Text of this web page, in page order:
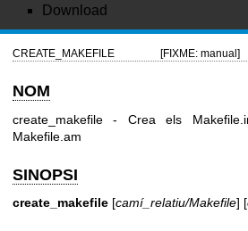
Download
CREATE_MAKEFILE [FIXME: manual]
NOM
create_makefile - Crea els
Makefile.am
SINOPSI
create_makefile [camí_relatiu/Makefile] [